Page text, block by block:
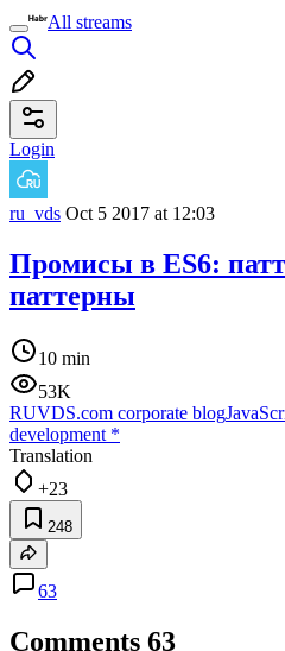
All streams
Login
ru_vds Oct 5 2017 at 12:03
Промисы в ES6:
паттерны
10 min
53K
RUVDS.com corporate blog
development *
Translation
+23
248
63
Comments 63